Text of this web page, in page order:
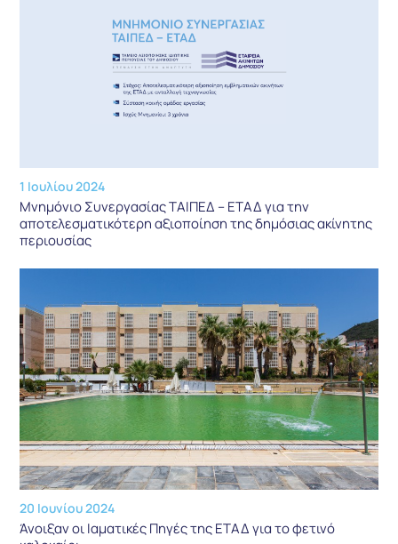
1 Ιουλίου 2024
Μνημόνιο Συνεργασίας ΤΑΙΠΕΔ – ΕΤΑΔ για την
αποτελεσματικότερη αξιοποίηση της δημόσιας ακίνητης
περιουσίας
20 Ιουνίου 2024
Άνοιξαν οι Ιαματικές Πηγές της ΕΤΑΔ για το φετινό